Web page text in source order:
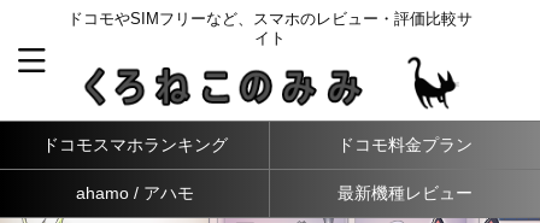
ドコモやSIMフリーなど、スマホのレビュー・評価比較サ
イト
ドコモスマホランキング ドコモ料金プラン
ahamo / アハモ 最新機種レビュー